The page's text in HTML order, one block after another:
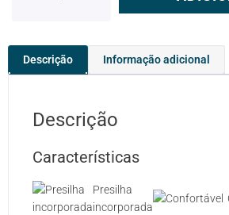
Descrição Informação adicional
Descrição
Características
Presilha
incorporada